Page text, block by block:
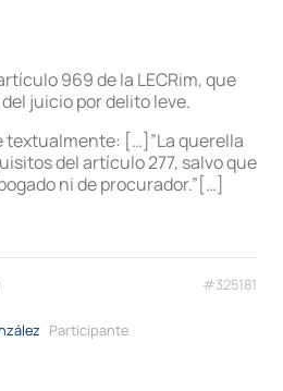
969 de la LECRim, que
juicio por delito leve.
textualmente: […]”La querella
del artículo 277, salvo que
ni de procurador.”[…]
#325181
Participante